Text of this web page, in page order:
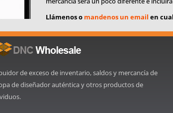
Llámenos o mandenos un email en
de exceso de inventario, saldos y mercancía de
de diseñador auténtica y otros productos de